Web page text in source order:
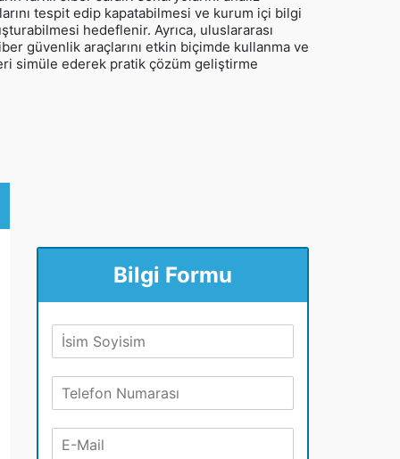
tespit edip kapatabilmesi ve kurum içi bilgi
hedeflenir. Ayrıca, uluslararası
güvenlik araçlarını etkin biçimde kullanma ve
simüle ederek pratik çözüm geliştirme
Bilgi Formu